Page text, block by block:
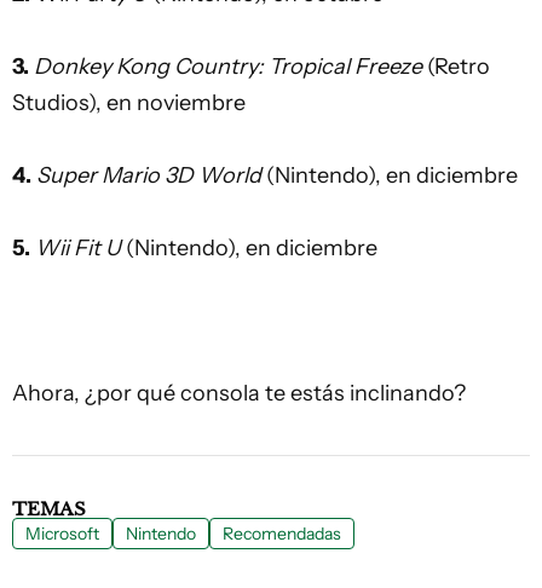
3. Donkey Kong Country: Tropical Freeze(Retro
Studios), en noviembre
4. Super Mario 3D World(Nintendo), en diciembre
5. Wii Fit U(Nintendo), en diciembre
Ahora, ¿por qué consola te estás inclinando?
TEMAS
Microsoft Nintendo Recomendadas